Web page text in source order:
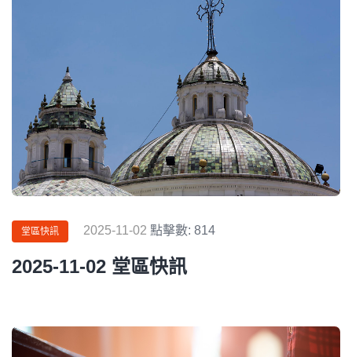
堂區快訊 2025-11-02 點擊數: 814
2025-11-02 堂區快訊